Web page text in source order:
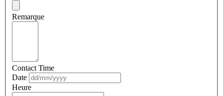
Remarque
Contact Time
Date
Heure